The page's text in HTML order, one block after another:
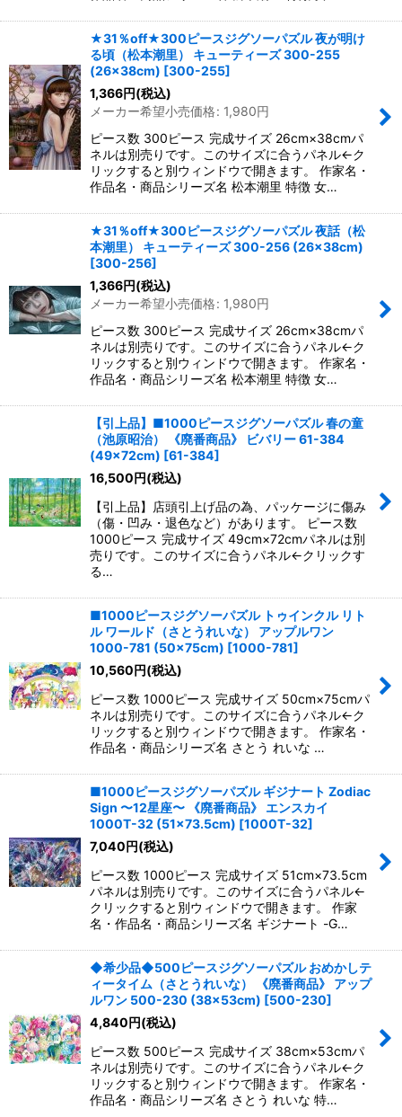
★31％off★300ピースジグソーパズル 夜が明け
る頃（松本潮里） キューティーズ 300-255
(26×38cm) [300-255]
1,366円(税込)
メーカー希望小売価格: 1,980円
ピース数 300ピース 完成サイズ 26cm×38cmパ
ネルは別売りです。このサイズに合うパネル←ク
リックすると別ウィンドウで開きます。 作家名・
作品名・商品シリーズ名 松本潮里 特徴 女…
★31％off★300ピースジグソーパズル 夜話（松
本潮里） キューティーズ 300-256 (26×38cm)
[300-256]
1,366円(税込)
メーカー希望小売価格: 1,980円
ピース数 300ピース 完成サイズ 26cm×38cmパ
ネルは別売りです。このサイズに合うパネル←ク
リックすると別ウィンドウで開きます。 作家名・
作品名・商品シリーズ名 松本潮里 特徴 女…
【引上品】■1000ピースジグソーパズル 春の童
（池原昭治） 《廃番商品》 ビバリー 61-384
(49×72cm) [61-384]
16,500円(税込)
【引上品】店頭引上げ品の為、パッケージに傷み
（傷・凹み・退色など）があります。 ピース数
1000ピース 完成サイズ 49cm×72cmパネルは別
売りです。このサイズに合うパネル←クリックす
る…
■1000ピースジグソーパズル トゥインクル リト
ル ワールド（さとうれいな） アップルワン
1000-781 (50×75cm) [1000-781]
10,560円(税込)
ピース数 1000ピース 完成サイズ 50cm×75cmパ
ネルは別売りです。このサイズに合うパネル←ク
リックすると別ウィンドウで開きます。 作家名・
作品名・商品シリーズ名 さとう れいな …
■1000ピースジグソーパズル ギジナート Zodiac
Sign 〜12星座〜 《廃番商品》 エンスカイ
1000T-32 (51×73.5cm) [1000T-32]
7,040円(税込)
ピース数 1000ピース 完成サイズ 51cm×73.5cm
パネルは別売りです。このサイズに合うパネル←
クリックすると別ウィンドウで開きます。 作家
名・作品名・商品シリーズ名 ギジナート -G…
◆希少品◆500ピースジグソーパズル おめかしテ
ィータイム（さとうれいな） 《廃番商品》 アップ
ルワン 500-230 (38×53cm) [500-230]
4,840円(税込)
ピース数 500ピース 完成サイズ 38cm×53cmパ
ネルは別売りです。このサイズに合うパネル←ク
リックすると別ウィンドウで開きます。 作家名・
作品名・商品シリーズ名 さとう れいな 特…